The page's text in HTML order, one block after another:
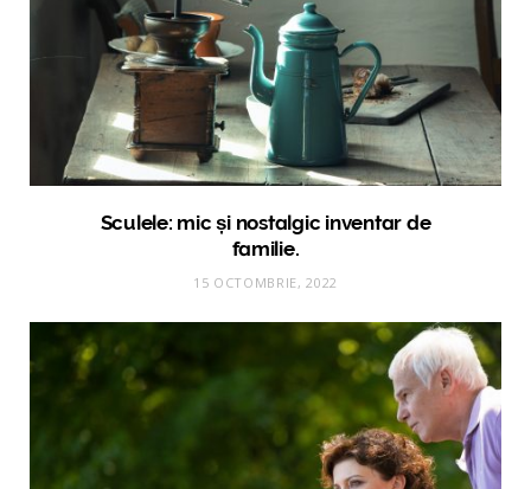
Sculele: mic și nostalgic inventar de
familie.
15 OCTOMBRIE, 2022